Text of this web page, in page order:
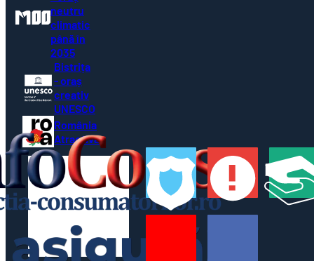
neutru
climatic
până în
2035
Bistrița
- oraș
creativ
UNESCO
România
Atractivă